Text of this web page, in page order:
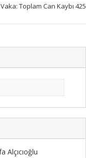
Toplam Can Kaybı 425
Alçıcıoğlu